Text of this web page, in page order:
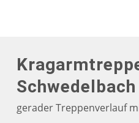
Schwedelbach
gerader Treppenverlauf